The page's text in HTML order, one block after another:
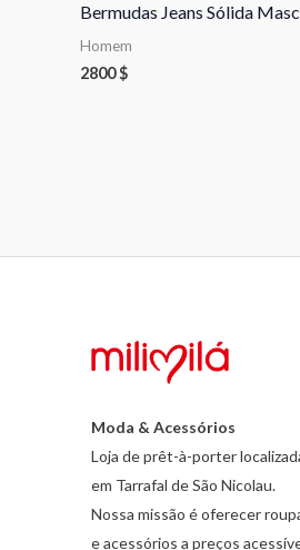
Bermudas Jeans Sólida
Homem
2800$
Moda & Acessórios
Loja de prêt-à-porter
em Tarrafal de São Nicolau.
Nossa missão é oferecer
e acessórios a preços